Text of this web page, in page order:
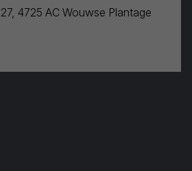
4725 AC Wouwse Plantage